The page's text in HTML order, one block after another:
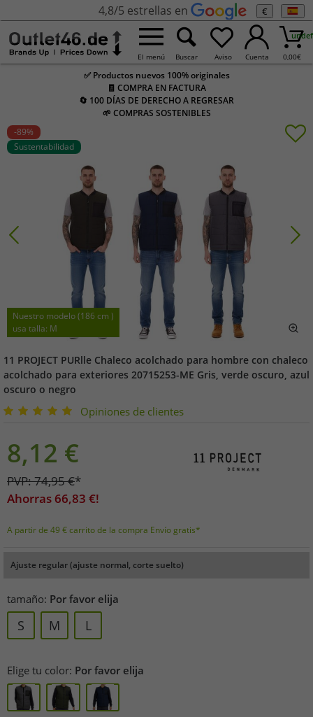
4,8/5 estrellas en €
El menú Buscar Aviso Cuenta 0,00€
✅ Productos nuevos 100% originales
🧾 COMPRA EN FACTURA
🔄 100 DÍAS DE DERECHO A REGRESAR
🌱 COMPRAS SOSTENIBLES
-89%
Sustentabilidad
Nuestro modelo (186 cm )
usa talla: M
11 PROJECT PURlle Chaleco acolchado para hombre con chaleco
acolchado para exteriores 20715253-ME Gris, verde oscuro, azul
oscuro o negro
Opiniones de clientes
8,12 €
PVP:74,95€*
Ahorras 66,83 €!
A partir de 49 € carrito de la compra Envío gratis*
Ajuste regular (ajuste normal, corte suelto)
tamaño: Por favor elija
S M L
Elige tu color: Por favor elija